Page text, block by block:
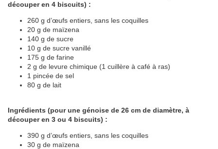
découper en 4 biscuits) :
260 g d’œufs entiers, sans les coquilles
20 g de maïzena
140 g de sucre
10 g de sucre vanillé
175 g de farine
2 g de levure chimique (1 cuillère à café à ras)
1 pincée de sel
80 g de lait
Ingrédients (pour une génoise de 26 cm de diamètre, à
découper en 3 ou 4 biscuits) :
390 g d’œufs entiers, sans les coquilles
30 g de maïzena